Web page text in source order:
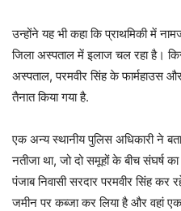
उन्होंने यह भी कहा कि प्राथमिकी में
जिला अस्पताल में इलाज चल रहा है।
अस्पताल, परमवीर सिंह के फार्महाउस
तैनात किया गया है.
एक अन्य स्थानीय पुलिस अधिकारी ने
नतीजा था, जो दो समूहों के बीच संघर्ष
पंजाब निवासी सरदार परमवीर सिंह
जमीन पर कब्जा कर लिया है और वहां एक